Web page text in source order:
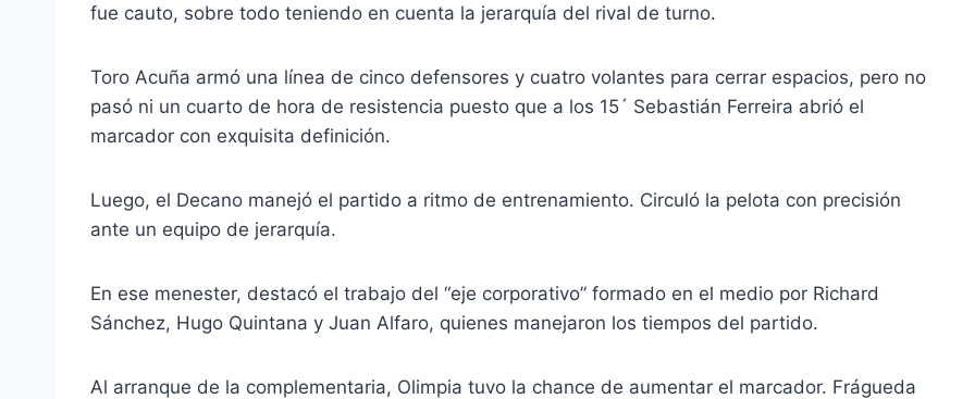
fue cauto, sobre todo teniendo en cuenta la jerarquía del rival de turno.
Toro Acuña armó una línea de cinco defensores y cuatro volantes para cerrar espacios, pero no
pasó ni un cuarto de hora de resistencia puesto que a los 15´ Sebastián Ferreira abrió el
marcador con exquisita definición.
Luego, el Decano manejó el partido a ritmo de entrenamiento. Circuló la pelota con precisión
ante un equipo de jerarquía.
En ese menester, destacó el trabajo del “eje corporativo” formado en el medio por Richard
Sánchez, Hugo Quintana y Juan Alfaro, quienes manejaron los tiempos del partido.
Al arranque de la complementaria, Olimpia tuvo la chance de aumentar el marcador. Frágueda